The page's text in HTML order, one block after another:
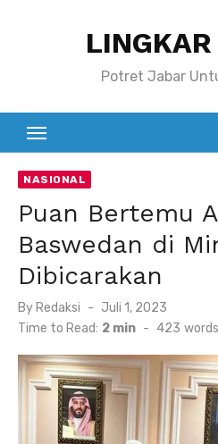
Potret Jabar
NASIONAL
Puan Bertemu
Baswedan di
Dibicarakan
By Redaksi
Posted
on
Juli 1, 2023
Time to Read: 2 min - 423 words